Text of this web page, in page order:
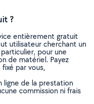
?
entièrement gratuit
utilisateur cherchant un
pour une
de matériel. Payez
par vous,
ligne de la prestation
commission ni frais